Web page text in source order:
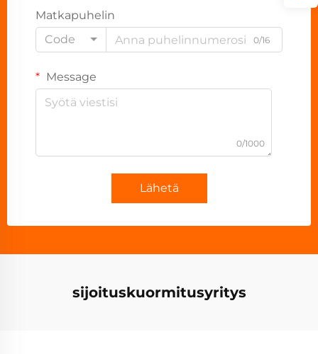
Matkapuhelin
Code
0/16
Message
0/1000
Lähetä
sijoituskuormitusyritys